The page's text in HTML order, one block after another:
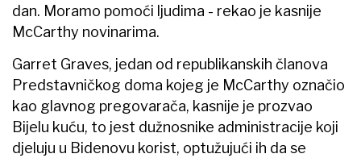
dan. Moramo pomoći ljudima - rekao je kasnije
McCarthy novinarima.
Garret Graves, jedan od republikanskih članova
Predstavničkog doma kojeg je McCarthy označio
kao glavnog pregovarača, kasnije je prozvao
Bijelu kuću, to jest dužnosnike administracije koji
djeluju u Bidenovu korist, optužujući ih da se